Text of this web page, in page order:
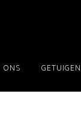
ONS